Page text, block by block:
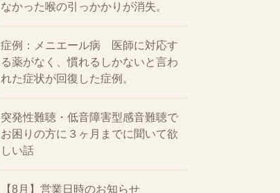
なかった喉の引っかかりが消失。
症例：メニエール病 医師に対応す
る薬がなく、慣れるしかないと言わ
れた症状が回復した症例。
突発性難聴・低音障害型感音難聴で
お困りの方に３ヶ月までに聞いて欲
しい話
【8月】営業日時のお知らせ